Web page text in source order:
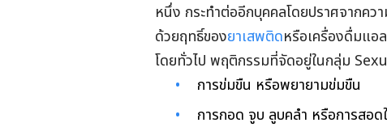
หนึ่ง กระทำต่ออีกบุคคลโดยปราศจากค
ด้วยฤทธิ์ของยาเสพติดหรือเครื่องดื่มแอ
โดยทั่วไป พฤติกรรมที่จัดอยู่ในกลุ่ม
การข่มขืน หรือพยายามข่มขืน
การกอด จูบ ลูบคลำ หรือการสอด